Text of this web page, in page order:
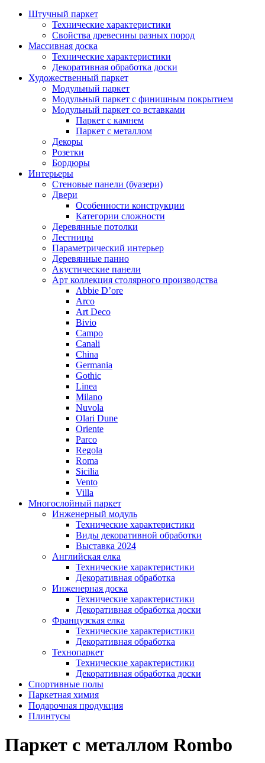
Штучный паркет
Технические характеристики
Свойства древесины разных пород
Массивная доска
Технические характеристики
Декоративная обработка доски
Художественный паркет
Модульный паркет
Модульный паркет с финишным покрытием
Модульный паркет со вставками
Паркет с камнем
Паркет с металлом
Декоры
Розетки
Бордюры
Интерьеры
Стеновые панели (буазери)
Двери
Особенности конструкции
Категории сложности
Деревянные потолки
Лестницы
Параметрический интерьер
Деревянные панно
Акустические панели
Арт коллекция столярного производства
Abbie D’ore
Arco
Art Deco
Bivio
Campo
Canali
China
Germania
Gothic
Linea
Milano
Nuvola
Olari Dune
Oriente
Parco
Regola
Roma
Sicilia
Vento
Villa
Многослойный паркет
Инженерный модуль
Технические характеристики
Виды декоративной обработки
Выставка 2024
Английская елка
Технические характеристики
Декоративная обработка
Инженерная доска
Технические характеристики
Декоративная обработка доски
Французская елка
Технические характеристики
Декоративная обработка
Технопаркет
Технические характеристики
Декоративная обработка доски
Спортивные полы
Паркетная химия
Подарочная продукция
Плинтусы
Паркет с металлом Rombo